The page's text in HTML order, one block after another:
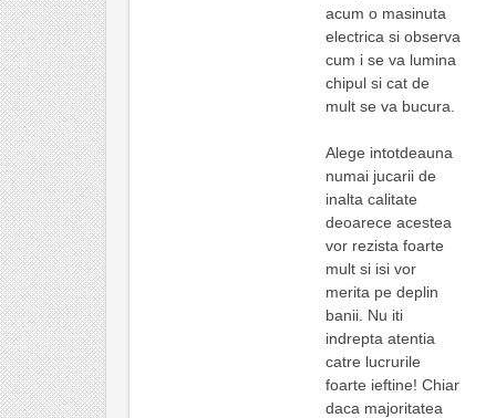
acum o masinuta
electrica si observa
cum i se va lumina
chipul si cat de
mult se va bucura.
Alege intotdeauna
numai jucarii de
inalta calitate
deoarece acestea
vor rezista foarte
mult si isi vor
merita pe deplin
banii. Nu iti
indrepta atentia
catre lucrurile
foarte ieftine! Chiar
daca majoritatea